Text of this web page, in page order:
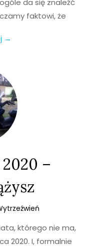
da się znaleźć
faktowi, że
→
–
którego nie ma,
2020. I, formalnie